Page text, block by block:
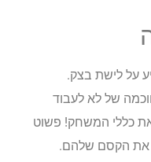
על לישת בצק.
של לא לעבוד
כללי המשחק! פשוט
הקסם שלהם.